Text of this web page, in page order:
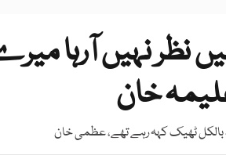
نظر نہیں آرہا
خان
بالکل ٹھیک کہہ رہے تھے، عظمی خان